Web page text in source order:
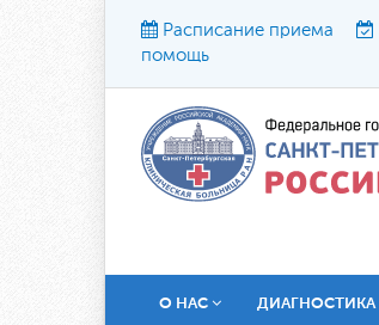
Расписание приема
помощь
О НАС ДИАГНОСТИКА